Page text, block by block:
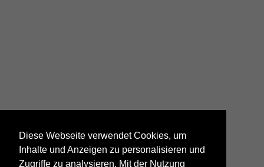
Diese Webseite verwendet Cookies, um
Inhalte und Anzeigen zu personalisieren und
Zugriffe zu analysieren. Mit der Nutzung